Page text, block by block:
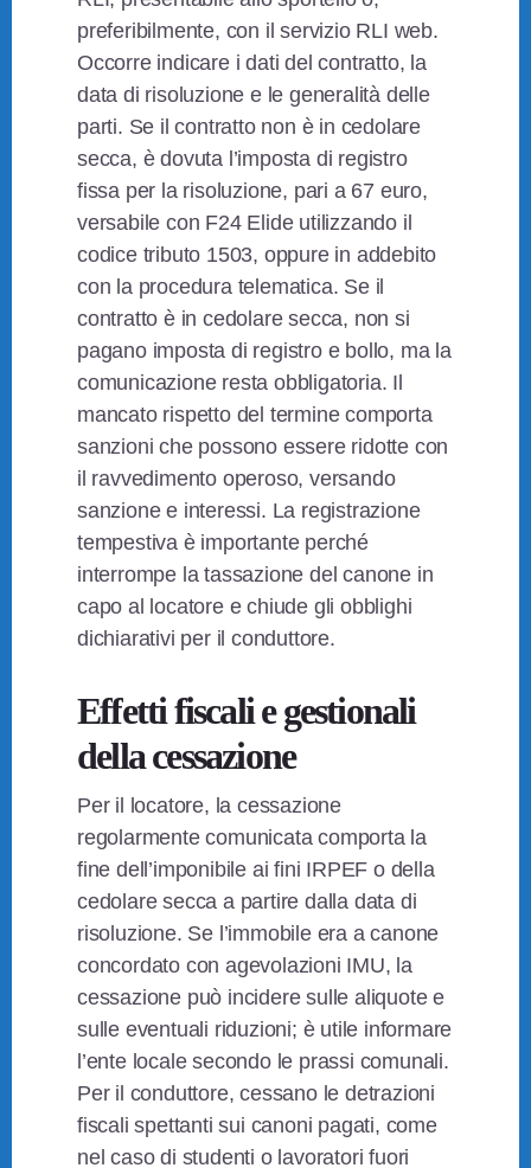
preferibilmente, con il servizio RLI web.
Occorre indicare i dati del contratto, la
data di risoluzione e le generalità delle
parti. Se il contratto non è in cedolare
secca, è dovuta l’imposta di registro
fissa per la risoluzione, pari a 67 euro,
versabile con F24 Elide utilizzando il
codice tributo 1503, oppure in addebito
con la procedura telematica. Se il
contratto è in cedolare secca, non si
pagano imposta di registro e bollo, ma la
comunicazione resta obbligatoria. Il
mancato rispetto del termine comporta
sanzioni che possono essere ridotte con
il ravvedimento operoso, versando
sanzione e interessi. La registrazione
tempestiva è importante perché
interrompe la tassazione del canone in
capo al locatore e chiude gli obblighi
dichiarativi per il conduttore.
Effetti fiscali e gestionali
della cessazione
Per il locatore, la cessazione
regolarmente comunicata comporta la
fine dell’imponibile ai fini IRPEF o della
cedolare secca a partire dalla data di
risoluzione. Se l’immobile era a canone
concordato con agevolazioni IMU, la
cessazione può incidere sulle aliquote e
sulle eventuali riduzioni; è utile informare
l’ente locale secondo le prassi comunali.
Per il conduttore, cessano le detrazioni
fiscali spettanti sui canoni pagati, come
nel caso di studenti o lavoratori fuori